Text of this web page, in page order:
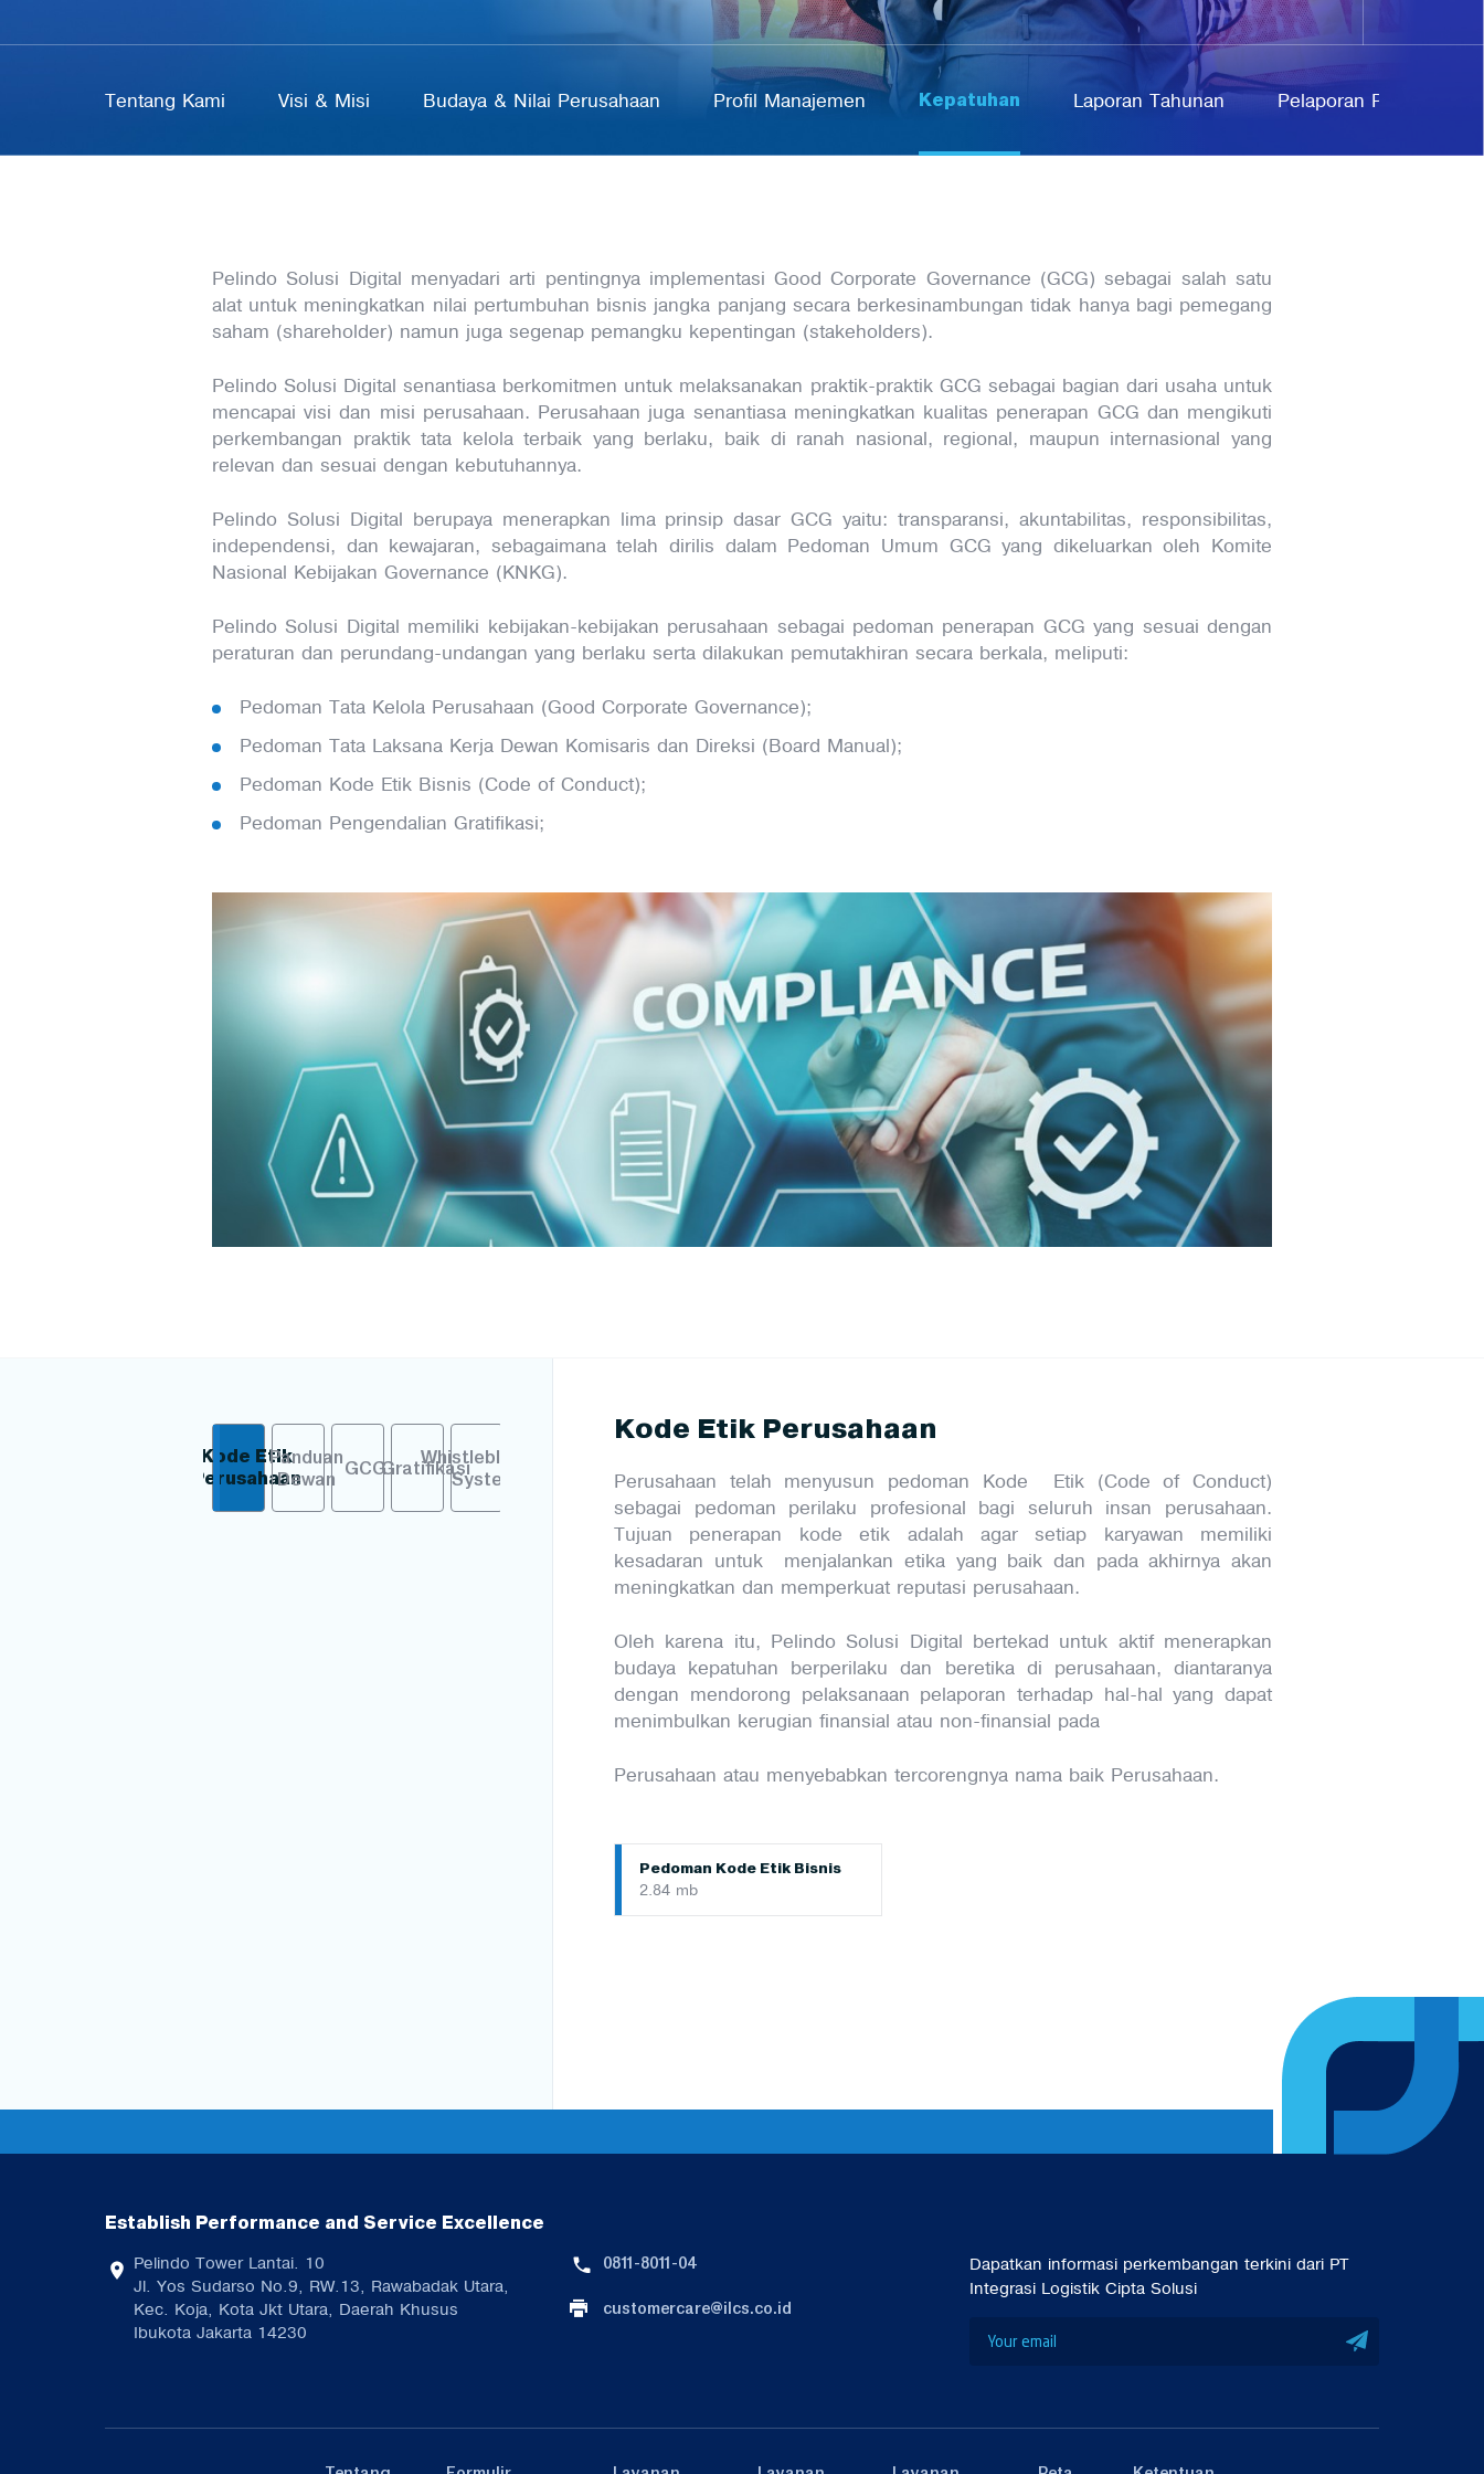
Tentang Kami Visi & Misi Budaya & Nilai Perusahaan Profil Manajemen Kepatuhan Laporan Tahunan Pelaporan Pelanggaran
Pelindo Solusi Digital menyadari arti pentingnya implementasi Good Corporate Governance (GCG) sebagai salah satu
alat untuk meningkatkan nilai pertumbuhan bisnis jangka panjang secara berkesinambungan tidak hanya bagi pemegang
saham (shareholder) namun juga segenap pemangku kepentingan (stakeholders).
Pelindo Solusi Digital senantiasa berkomitmen untuk melaksanakan praktik-praktik GCG sebagai bagian dari usaha untuk
mencapai visi dan misi perusahaan. Perusahaan juga senantiasa meningkatkan kualitas penerapan GCG dan mengikuti
perkembangan praktik tata kelola terbaik yang berlaku, baik di ranah nasional, regional, maupun internasional yang
relevan dan sesuai dengan kebutuhannya.
Pelindo Solusi Digital berupaya menerapkan lima prinsip dasar GCG yaitu: transparansi, akuntabilitas, responsibilitas,
independensi, dan kewajaran, sebagaimana telah dirilis dalam Pedoman Umum GCG yang dikeluarkan oleh Komite
Nasional Kebijakan Governance (KNKG).
Pelindo Solusi Digital memiliki kebijakan-kebijakan perusahaan sebagai pedoman penerapan GCG yang sesuai dengan
peraturan dan perundang-undangan yang berlaku serta dilakukan pemutakhiran secara berkala, meliputi:
Pedoman Tata Kelola Perusahaan (Good Corporate Governance);
Pedoman Tata Laksana Kerja Dewan Komisaris dan Direksi (Board Manual);
Pedoman Kode Etik Bisnis (Code of Conduct);
Pedoman Pengendalian Gratifikasi;
Kode Etik
Perusahaan
Panduan
Dewan GCGGratifikasi
Whistleblowing
System
Kode Etik Perusahaan
Perusahaan telah menyusun pedoman Kode Etik (Code of Conduct)
sebagai pedoman perilaku profesional bagi seluruh insan perusahaan.
Tujuan penerapan kode etik adalah agar setiap karyawan memiliki
kesadaran untuk menjalankan etika yang baik dan pada akhirnya akan
meningkatkan dan memperkuat reputasi perusahaan.
Oleh karena itu, Pelindo Solusi Digital bertekad untuk aktif menerapkan
budaya kepatuhan berperilaku dan beretika di perusahaan, diantaranya
dengan mendorong pelaksanaan pelaporan terhadap hal-hal yang dapat
menimbulkan kerugian finansial atau non-finansial pada
Perusahaan atau menyebabkan tercorengnya nama baik Perusahaan.
Pedoman Kode Etik Bisnis
2.84 mb
Establish Performance and Service Excellence
Pelindo Tower Lantai. 10
Jl. Yos Sudarso No.9, RW.13, Rawabadak Utara,
Kec. Koja, Kota Jkt Utara, Daerah Khusus
Ibukota Jakarta 14230
0811-8011-04
customercare@ilcs.co.id
Dapatkan informasi perkembangan terkini dari PT
Integrasi Logistik Cipta Solusi